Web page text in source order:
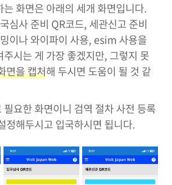
화면은 아래의 세개 화면입니다.
심사 준비 QR코드, 세관신고 준비
이나 와이파이 사용, esim 사용을
시는 게 가장 좋겠지만, 그렇지 못
면을 캡처해 두시면 도움이 될 것 같
요한 화면이니 검역 절차 사전 등록
정해두시고 입국하시면 됩니다.